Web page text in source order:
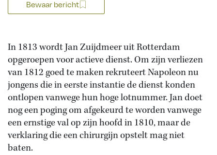
Bewaar bericht
In 1813 wordt Jan Zuijdmeer uit Rotterdam
opgeroepen voor actieve dienst. Om zijn verliezen
van 1812 goed te maken rekruteert Napoleon nu
jongens die in eerste instantie de dienst konden
ontlopen vanwege hun hoge lotnummer. Jan doet
nog een poging om afgekeurd te worden vanwege
een ernstige val op zijn hoofd in 1810, maar de
verklaring die een chirurgijn opstelt mag niet
baten.